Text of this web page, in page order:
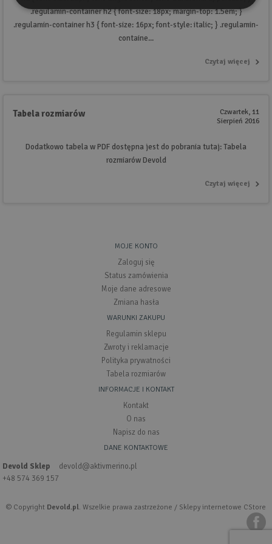
.regulamin-container h2 { font-size: 18px; margin-top: 1.5em; }
.regulamin-container h3 { font-size: 16px; font-style: italic; } .regulamin-
containe...
Czytaj więcej
Tabela rozmiarów
Czwartek, 11
Sierpień 2016
Dodatkowo tabela w PDF dostępna jest do pobrania tutaj: Tabela
rozmiarów Devold
Czytaj więcej
MOJE KONTO
Zaloguj się
Status zamówienia
Moje dane adresowe
Zmiana hasła
WARUNKI ZAKUPU
Regulamin sklepu
Zwroty i reklamacje
Polityka prywatności
Tabela rozmiarów
INFORMACJE I KONTAKT
Kontakt
O nas
Napisz do nas
DANE KONTAKTOWE
Devold Sklep
+48 574 369 157
devold@aktivmerino.pl
© Copyright Devold.pl. Wszelkie prawa zastrzeżone / Sklepy internetowe CStore